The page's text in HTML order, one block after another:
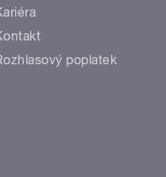
poplatek